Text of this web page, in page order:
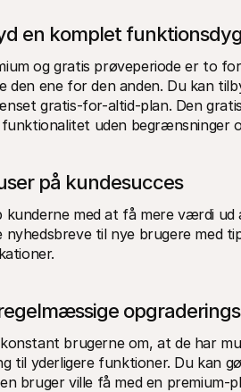
en komplet
og gratis prøveperiode er to
den ene for den anden. Du kan
gratis-for-altid-plan. Den
uden begrænsninger
på kundesucces
kunderne med at få mere værdi ud
nyhedsbreve til nye brugere med
brugerne om, at de har
til yderligere funktioner. Du kan
bruger ville få med en